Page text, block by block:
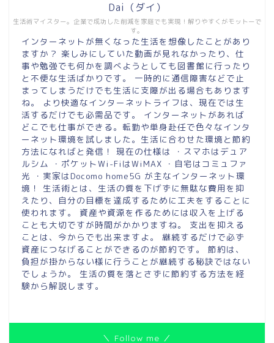
生活術マイスター。企業で成功した削減を家庭でも実現！解りやすくがモットーで
す。
Dai（ダイ）
インターネットが無くなった生活を想像したことがあり
ますか？ 楽しみにしていた動画が見れなかったり、仕
事や勉強でも何かを調べようとしても図書館に行ったり
と不便な生活ばかりです。 一時的に通信障害などで止
まってしまうだけでも生活に支障が出る場合もあります
ね。 より快適なインターネットライフは、現在では生
活するだけでも必需品です。 インターネットがあれば
どこでも仕事ができる。転勤や単身赴任で色々なインタ
ーネット環境を試しました。生活に合わせた環境と節約
方法になればと発信！ 現在の仕様は ・スマホはデュア
ルシム ・ポケットWi-FiはWiMAX ・自宅はコミュファ
光 ・実家はDocomo home5G が主なインターネット環
境！ 生活術とは、生活の質を下げずに無駄な費用を抑
えたり、自分の目標を達成するために工夫をすることに
使われます。 資産や資源を作るためには収入を上げる
ことも大切ですが時間がかかりますね。 支出を抑える
ことは、今からでも出来ますよ。 継続するだけで必ず
資産につなげることができるのが節約です。 節約は、
負担が掛からない様に行うことが継続する秘訣ではない
でしょうか。 生活の質を落とさずに節約する方法を経
験から解説します。
＼ Follow me ／